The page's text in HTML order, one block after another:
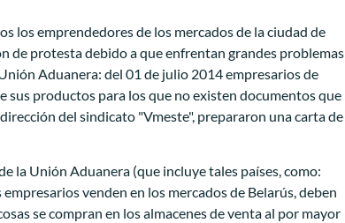
los emprendedores de los mercados de la ciudad de
de protesta debido a que enfrentan grandes problemas
Aduanera: del 01 de julio 2014 empresarios de
sus productos para los que no existen documentos que
del sindicato "Vmeste", prepararon una carta de
la Unión Aduanera (que incluye tales países, como:
venden en los mercados de Belarús, deben
se compran en los almacenes de venta al por mayor